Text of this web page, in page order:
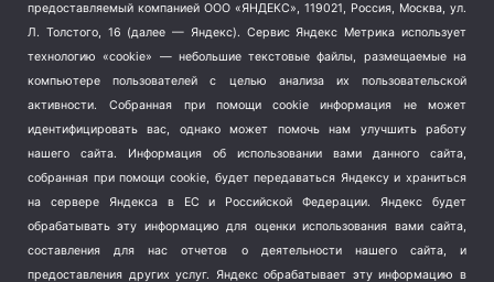
Терроризм (1)
Транспорт (262)
Туризм (178)
Флот (76)
Школа и спорт (2)
Экология (8)
Экономика (1172)
предоставляемый компанией ООО «ЯНДЕКС», 119021, Россия, Москва, ул.
Л. Толстого, 16 (далее — Яндекс). Сервис Яндекс Метрика использует
технологию «cookie» — небольшие текстовые файлы, размещаемые на
компьютере пользователей с целью анализа их пользовательской
активности.
Собранная при помощи cookie информация не может
идентифицировать вас, однако может помочь нам улучшить работу
нашего сайта. Информация об использовании вами данного сайта,
собранная при помощи cookie, будет передаваться Яндексу и храниться
на сервере Яндекса в ЕС и Российской Федерации. Яндекс будет
обрабатывать эту информацию для оценки использования вами сайта,
составления для нас отчетов о деятельности нашего сайта, и
предоставления других услуг. Яндекс обрабатывает эту информацию в